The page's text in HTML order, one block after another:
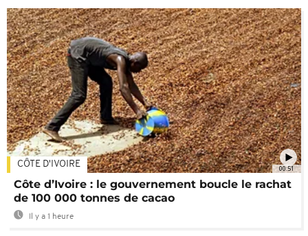
00:51
CÔTE D'IVOIRE
Côte d’Ivoire : le gouvernement boucle le rachat
de 100 000 tonnes de cacao
Il y a 1 heure